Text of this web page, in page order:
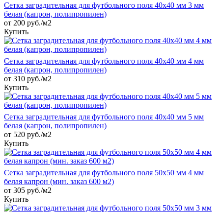
Сетка заградительная для футбольного поля 40х40 мм 3 мм
белая (капрон, полипропилен)
от 200 руб./м2
Купить
Сетка заградительная для футбольного поля 40х40 мм 4 мм
белая (капрон, полипропилен)
от 310 руб./м2
Купить
Сетка заградительная для футбольного поля 40х40 мм 5 мм
белая (капрон, полипропилен)
от 520 руб./м2
Купить
Сетка заградительная для футбольного поля 50х50 мм 4 мм
белая капрон (мин. заказ 600 м2)
от 305 руб./м2
Купить